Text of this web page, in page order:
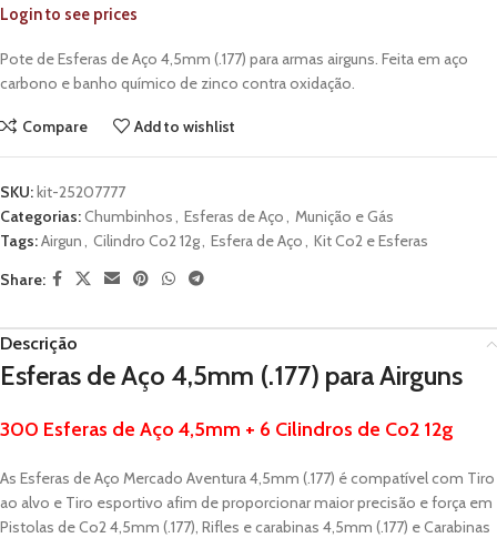
Login to see prices
Pote de Esferas de Aço 4,5mm (.177) para armas airguns. Feita em aço
carbono e banho químico de zinco contra oxidação.
Compare Add to wishlist
SKU:kit-25207777
Categorias:Chumbinhos, Esferas de Aço, Munição e Gás
Tags:Airgun, Cilindro Co2 12g, Esfera de Aço, Kit Co2 e Esferas
Share:
Descrição
Esferas de Aço 4,5mm (.177) para Airguns
300 Esferas de Aço 4,5mm + 6 Cilindros de Co2 12g
As Esferas de Aço Mercado Aventura 4,5mm (.177) é compatível com Tiro
ao alvo e Tiro esportivo afim de proporcionar maior precisão e força em
Pistolas de Co2 4,5mm (.177), Rifles e carabinas 4,5mm (.177) e Carabinas